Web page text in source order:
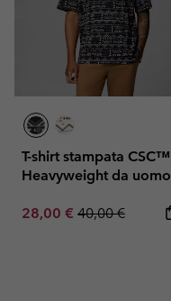
T-shirt stampata CSC™
Heavyweight da uomo
Sale price:
28,00 € Regular price:
40,00 €